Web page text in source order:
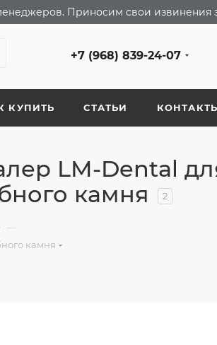
Приносим свои извинения
+7 (968) 839-24-07
КУПИТЬ СТАТЬИ
LM-Dental
камня
2
—
камня